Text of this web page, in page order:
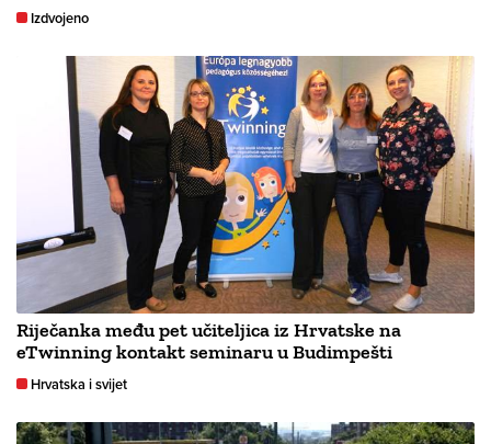
Izdvojeno
Riječanka među pet učiteljica iz Hrvatske na
eTwinning kontakt seminaru u Budimpešti
Hrvatska i svijet